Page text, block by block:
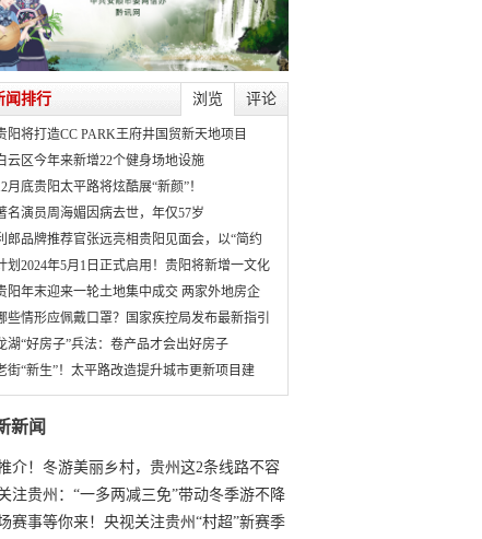
浏览 评论
闻排行
阳将打造CC PARK王府井国贸新天地项目
云区今年来新增22个健身场地设施
月底贵阳太平路将炫酷展“新颜”！
名演员周海媚因病去世，年仅57岁
郎品牌推荐官张远亮相贵阳见面会，以“简约
划2024年5月1日正式启用！贵阳将新增一文化
阳年末迎来一轮土地集中成交 两家外地房企
些情形应佩戴口罩？国家疾控局发布最新指引
湖“好房子”兵法：卷产品才会出好房子
街“新生”！太平路改造提升城市更新项目建
新闻
介！冬游美丽乡村，贵州这2条线路不容
注贵州：“一多两减三免”带动冬季游不降
赛事等你来！央视关注贵州“村超”新赛季